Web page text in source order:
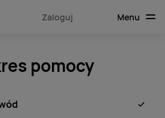
Zaloguj Menu
pomocy